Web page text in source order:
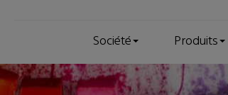
Société Produits